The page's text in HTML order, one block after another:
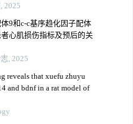
2025
9和c-c基序趋化因子配体
心肌损伤指标及预后的关
, 2025
reveals that xuefu zhuyu
and bdnf in a rat model of